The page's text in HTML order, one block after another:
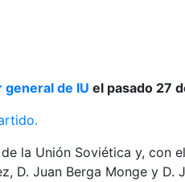
de IU el pasado 27
la Unión Soviética y, con
D. Juan Berga Monge y D.